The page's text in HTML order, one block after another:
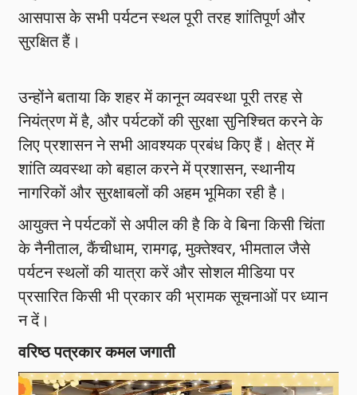
आसपास के सभी पर्यटन स्थल पूरी तरह शांतिपूर्ण और
सुरक्षित हैं।
उन्होंने बताया कि शहर में कानून व्यवस्था पूरी तरह से
नियंत्रण में है, और पर्यटकों की सुरक्षा सुनिश्चित करने के
लिए प्रशासन ने सभी आवश्यक प्रबंध किए हैं। क्षेत्र में
शांति व्यवस्था को बहाल करने में प्रशासन, स्थानीय
नागरिकों और सुरक्षाबलों की अहम भूमिका रही है।
आयुक्त ने पर्यटकों से अपील की है कि वे बिना किसी चिंता
के नैनीताल, कैंचीधाम, रामगढ़, मुक्तेश्वर, भीमताल जैसे
पर्यटन स्थलों की यात्रा करें और सोशल मीडिया पर
प्रसारित किसी भी प्रकार की भ्रामक सूचनाओं पर ध्यान
न दें।
वरिष्ठ पत्रकार कमल जगाती